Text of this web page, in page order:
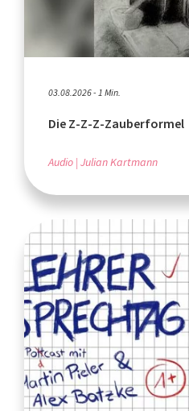
03.08.2026 - 1 Min.
Die Z-Z-Z-Zauberformel
Audio Julian Kartmann